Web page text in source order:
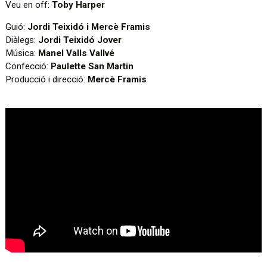
Veu en off:Toby Harper
Guió: Jordi Teixidó i Mercè Framis
Diàlegs: Jordi Teixidó Jover
Música: Manel Valls Vallvé
Confecció: Paulette San Martin
Producció i direcció: Mercè Framis